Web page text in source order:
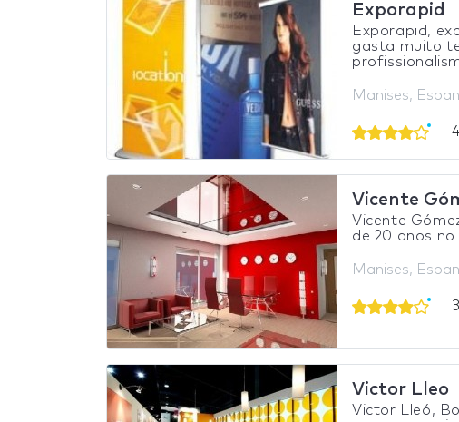
Exporapid
Exporapid,
gasta muito
Manises,
Vicente
Vicente
de 20 anos
Manises,
Victor Lleo
Victor Lleó,